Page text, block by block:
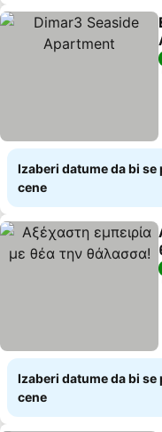
Izaberi datume da bi se
cene
Izaberi datume da bi se
cene